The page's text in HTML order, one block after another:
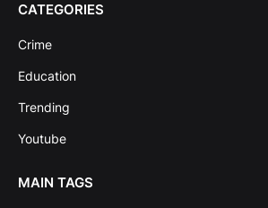
CATEGORIES
Crime
Education
Trending
Youtube
MAIN TAGS